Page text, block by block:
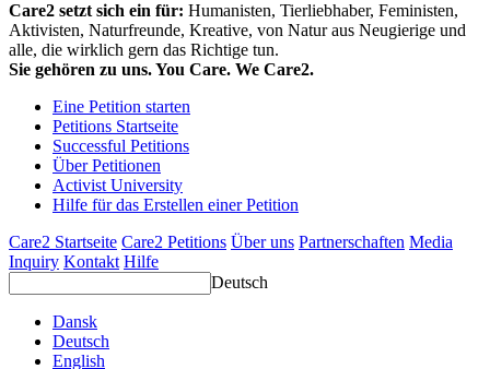
Care2 setzt sich ein für: Humanisten, Tierliebhaber, Feministen,
Aktivisten, Naturfreunde, Kreative, von Natur aus Neugierige und
alle, die wirklich gern das Richtige tun.
Sie gehören zu uns. You Care. We Care2.
Eine Petition starten
Petitions Startseite
Successful Petitions
Über Petitionen
Activist University
Hilfe für das Erstellen einer Petition
Care2 Startseite Care2 Petitions Über uns Partnerschaften Media
Inquiry Kontakt Hilfe
Deutsch
Dansk
Deutsch
English